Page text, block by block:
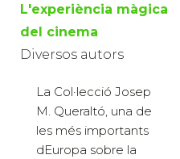
L'experiència màgica
del cinema
Diversos autors
La Col·lecció Josep
M. Queraltó, una de
les més importants
dEuropa sobre la